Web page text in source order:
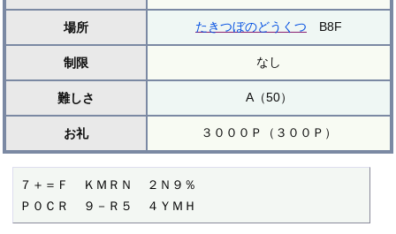
場所 たきつぼのどうくつ B8F
制限 なし
難しさ A（50）
お礼 ３０００Ｐ（３００Ｐ）
７＋＝Ｆ  ＫＭＲＮ  ２Ｎ９％
Ｐ０ＣＲ  ９－Ｒ５  ４ＹＭＨ